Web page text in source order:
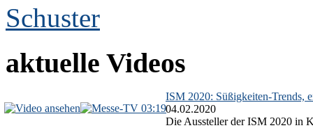
aktuelle Videos
03:19
ISM 2020: Süßigkeiten-Trends,
04.02.2020
Die Aussteller der ISM 2020 in